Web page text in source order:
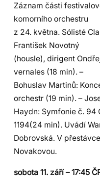
Záznam části
komorního orchestru
z 24. května. Sólisté
František Novotný
(housle), dirigent
vernales (18 min). –
Bohuslav Martinů:
orchestr (19 min). –
Haydn: Symfonie č. 94
1194(24 min). Uvádí
Dobrovská. V
Novakovou.
sobota 11. září – 17:45